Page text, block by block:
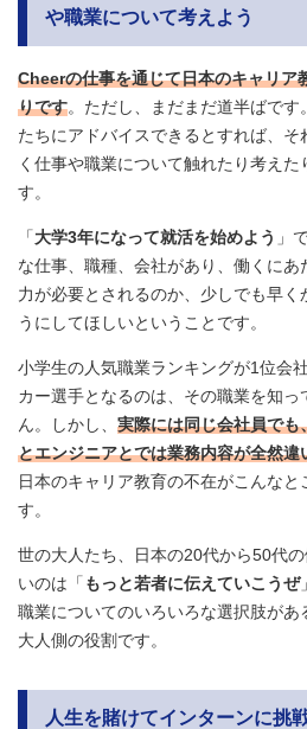
や職業について考えよう
Cheerの仕事を通じて日本のキャリア
りです。ただし、まだまだ道半ばです
たちにアドバイスできるとすれば、
く仕事や職業について触れたり考え
す。
「大学3年になって就活を始めよう 」
な仕事、職種、会社があり、働くに
力が必要とされるのか、少しでも早く
うにしてほしいということです。
小学生の人気職業ランキングが1位会
カー選手となるのは、その職業を知
ん。しかし、 実際には同じ会社員で
とエンジニアとでは業務内容が全然
日本のキャリア教育の不在がこんな
す。
世の大人たち、日本の20代から50代
いのは「 もっと若者に伝えていこうぜ
職業についてのいろいろな選択肢があ
大人側の役割です。
人生を賭けてインターンに挑